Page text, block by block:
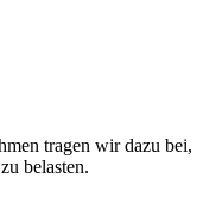
tragen wir dazu bei,
belasten.